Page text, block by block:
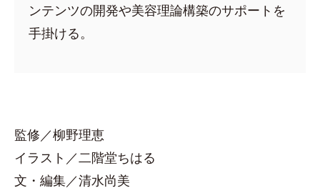
ンテンツの開発や美容理論構築のサポートを
手掛ける。
監修／柳野理恵
イラスト／二階堂ちはる
文・編集／清水尚美